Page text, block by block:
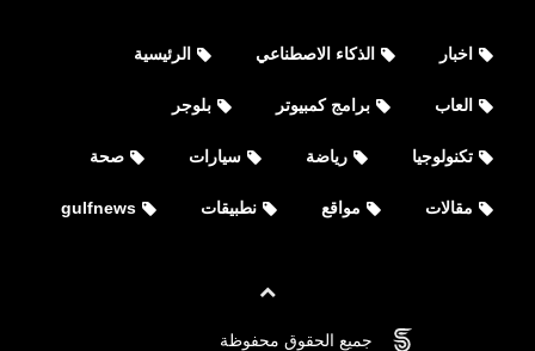
العاب
اخبار الذكاء الاصطناعي الرئيسية
العاب برامج كمبيوتر بلوجر
تكنولوجيا رياضة سيارات صحة
مقالات مواقع نطبيقات gulfnews
جميع الحقوق محفوظة